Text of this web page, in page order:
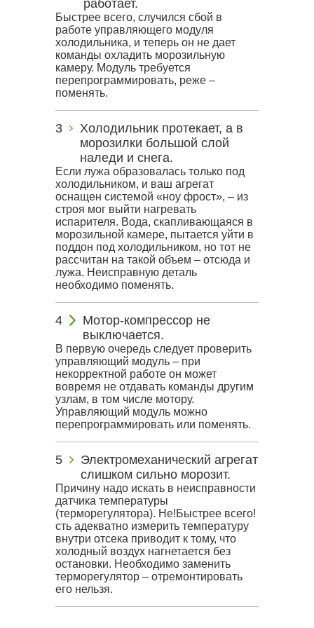
работает.
Быстрее всего, случился сбой в
работе управляющего модуля
холодильника, и теперь он не дает
команды охладить морозильную
камеру. Модуль требуется
перепрограммировать, реже –
поменять.
Холодильник протекает, а в
морозилки большой слой
наледи и снега.
Если лужа образовалась только под
холодильником, и ваш агрегат
оснащен системой «ноу фрост», – из
строя мог выйти нагревать
испарителя. Вода, скапливающаяся в
морозильной камере, пытается уйти в
поддон под холодильником, но тот не
рассчитан на такой объем – отсюда и
лужа. Неисправную деталь
необходимо поменять.
Мотор-компрессор не
выключается.
В первую очередь следует проверить
управляющий модуль – при
некорректной работе он может
вовремя не отдавать команды другим
узлам, в том числе мотору.
Управляющий модуль можно
перепрограммировать или поменять.
Электромеханический агрегат
слишком сильно морозит.
Причину надо искать в неисправности
датчика температуры
(терморегулятора). Не!Быстрее всего!
сть адекватно измерить температуру
внутри отсека приводит к тому, что
холодный воздух нагнетается без
остановки. Необходимо заменить
терморегулятор – отремонтировать
его нельзя.